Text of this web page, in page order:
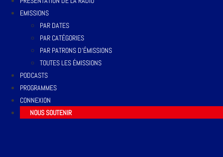
EMISSIONS
PAR DATES
PAR CATÉGORIES
PAR PATRONS D’ÉMISSIONS
TOUTES LES ÉMISSIONS
PODCASTS
PROGRAMMES
CONNEXION
NOUS SOUTENIR